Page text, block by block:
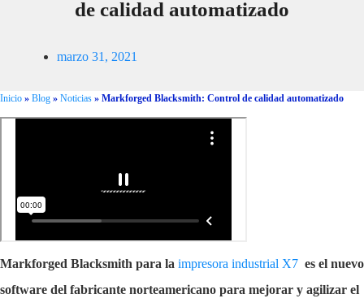
de calidad automatizado
marzo 31, 2021
Inicio » Blog » Noticias » Markforged Blacksmith: Control de calidad automatizado
Markforged Blacksmith para la impresora industrial X7 es el nuevo
software del fabricante norteamericano para mejorar y agilizar el